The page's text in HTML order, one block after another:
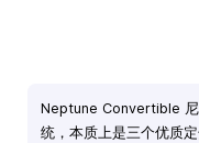
Neptune Convertible
统，本质上是三个优质定